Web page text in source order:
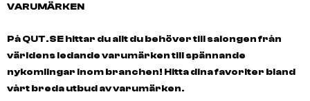
VARUMÄRKEN
På QUT.SE hittar du allt du behöver till salongen från
världens ledande varumärken till spännande
nykomlingar inom branchen! Hitta dina favoriter bland
vårt breda utbud av varumärken.